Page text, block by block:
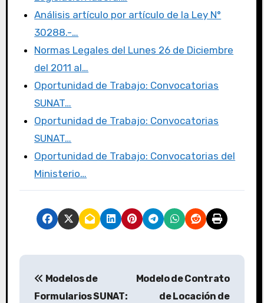
o
o
k
o
tir
Análisis artículo por artículo de la Ley N°
30288.-…
Normas Legales del Lunes 26 de Diciembre
del 2011 al…
Oportunidad de Trabajo: Convocatorias
SUNAT…
Oportunidad de Trabajo: Convocatorias
SUNAT…
Oportunidad de Trabajo: Convocatorias del
Ministerio…
Modelos de
Formularios SUNAT:
Modelo de Contrato
de Locación de